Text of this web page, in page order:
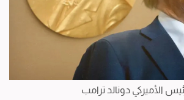
الأميركي دونالد ترامب